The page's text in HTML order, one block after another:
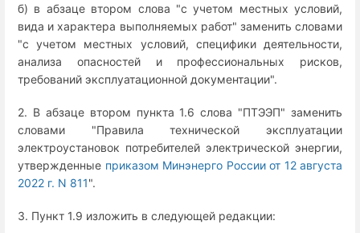
б) в абзаце втором слова "с учетом местных условий,
вида и характера выполняемых работ" заменить словами
"с учетом местных условий, специфики деятельности,
анализа опасностей и профессиональных рисков,
требований эксплуатационной документации".
2. В абзаце втором пункта 1.6 слова "ПТЭЭП" заменить
словами "Правила технической эксплуатации
электроустановок потребителей электрической энергии,
утвержденные приказом Минэнерго России от 12 августа
2022 г. N 811".
3. Пункт 1.9 изложить в следующей редакции: